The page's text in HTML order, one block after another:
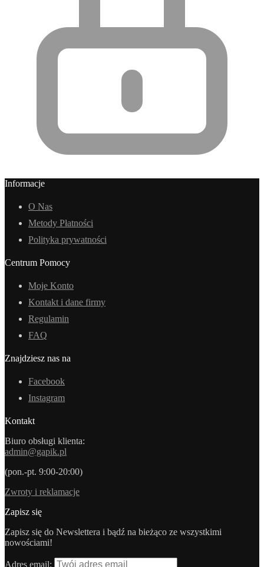
Informacje
O Nas
Metody Płatności
Polityka prywatności
Centrum Pomocy
Moje Konto
Kontakt i dane firmy
Regulamin
FAQ
Znajdziesz nas na
Facebook
Instagram
Kontakt
Biuro obsługi klienta:
admin@gapik.pl
(pon.-pt. 9:00-20:00)
Zwroty i reklamacje
Zapisz się
Zapisz się do Newslettera i bądź na bieżąco ze wszystkimi
nowościami!
Adres email: